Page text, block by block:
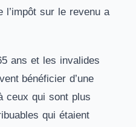
l’impôt sur le revenu a
ans et les invalides
bénéficier d’une
ceux qui sont plus
qui étaient